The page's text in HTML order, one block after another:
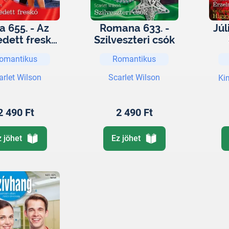
655. - Az
freskó
5.)
Wilson
490 Ft
jöhet
Romana 633. -
Szilveszteri csók
Romantikus
Scarlet Wilson
2 490 Ft
Ez jöhet
a